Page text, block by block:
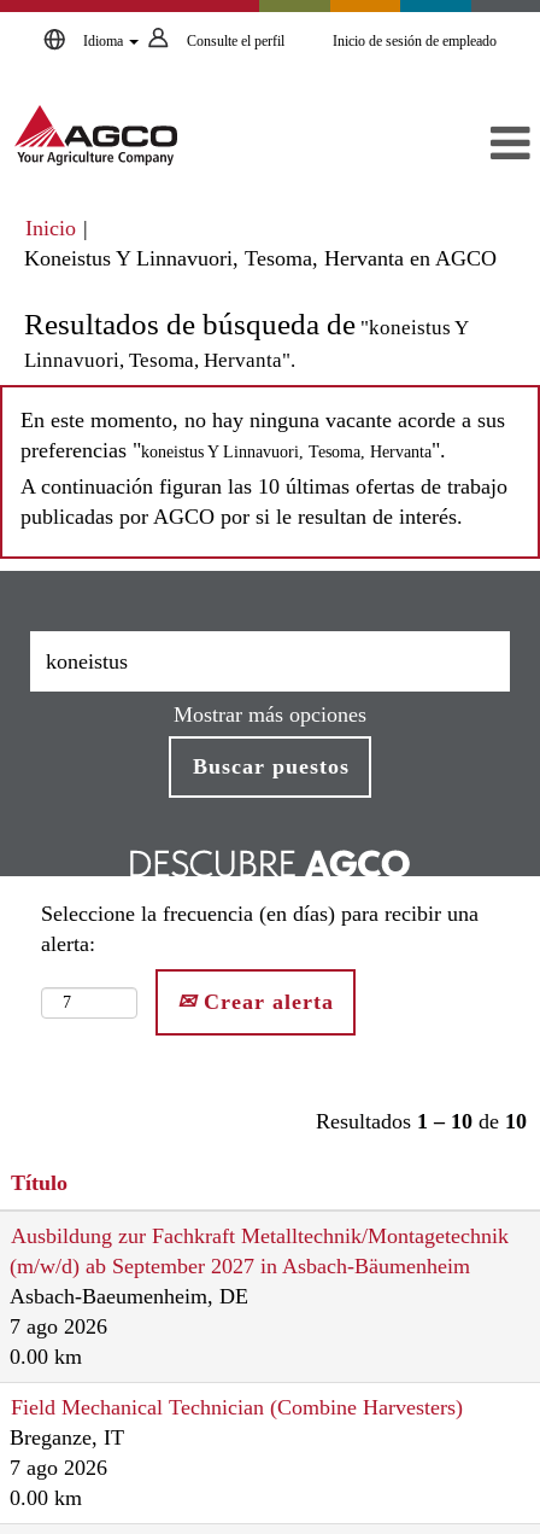
Idioma Consulte el perfil Inicio de sesión de empleado
Inicio |
Koneistus Y Linnavuori, Tesoma, Hervanta en AGCO
Resultados de búsqueda de "koneistus Y
Linnavuori, Tesoma, Hervanta".
En este momento, no hay ninguna vacante acorde a sus
preferencias "koneistus Y Linnavuori, Tesoma, Hervanta".
A continuación figuran las 10 últimas ofertas de trabajo
publicadas por AGCO por si le resultan de interés.
Mostrar más opciones
Seleccione la frecuencia (en días) para recibir una
alerta:
Crear alerta
Resultados 1 – 10 de 10
Título
Ausbildung zur Fachkraft Metalltechnik/Montagetechnik
(m/w/d) ab September 2027 in Asbach-Bäumenheim
Asbach-Baeumenheim, DE
7 ago 2026
0.00 km
Field Mechanical Technician (Combine Harvesters)
Breganze, IT
7 ago 2026
0.00 km